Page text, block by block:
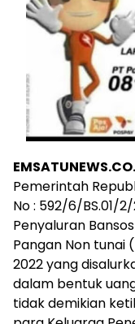
Pemerintah
No : 592/6/BS.01/
Penyaluran
Pangan Non tunai
2022 yang
dalam bentuk
tidak demikian